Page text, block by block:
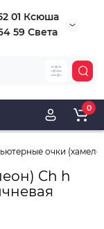
01 Ксюша
59 Света
0
очки
Ch h